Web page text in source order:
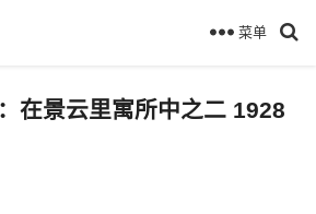
菜单
在景云里寓所中之二 1928